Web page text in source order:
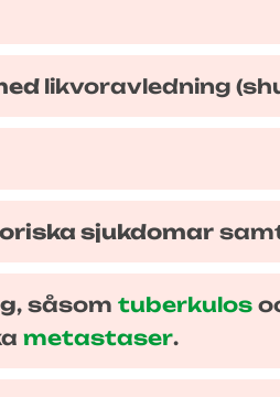
likvoravledning
sjukdomar
, såsom tuberkulos
metastaser.